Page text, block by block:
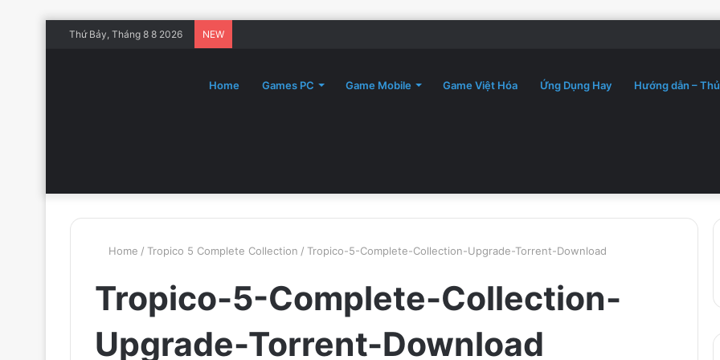
Thứ Bảy, Tháng 8 8 2026 NEW
Home Games PC Game Mobile Game Việt Hóa Ứng Dụng Hay Hướng dẫn –
Home / Tropico 5 Complete Collection / Tropico-5-Complete-Collection-Upgrade-Torrent-Download
Tropico-5-Complete-Collection-
Upgrade-Torrent-Download